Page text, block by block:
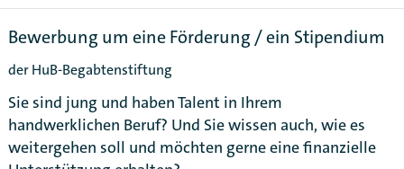
Bewerbung um eine Förderung / ein Stipendium
der HuB-Begabtenstiftung
Sie sind jung und haben Talent in Ihrem
handwerklichen Beruf? Und Sie wissen auch, wie es
weitergehen soll und möchten gerne eine finanzielle